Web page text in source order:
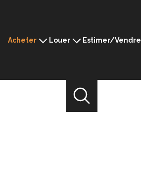
Acheter Louer
Sommières
Estimer/Vendre